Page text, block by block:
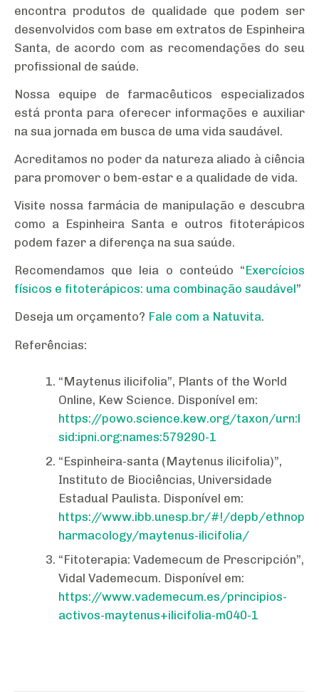
encontra produtos de qualidade que podem ser
desenvolvidos com base em extratos de Espinheira
Santa, de acordo com as recomendações do seu
profissional de saúde.
Nossa equipe de farmacêuticos especializados
está pronta para oferecer informações e auxiliar
na sua jornada em busca de uma vida saudável.
Acreditamos no poder da natureza aliado à ciência
para promover o bem-estar e a qualidade de vida.
Visite nossa farmácia de manipulação e descubra
como a Espinheira Santa e outros fitoterápicos
podem fazer a diferença na sua saúde.
Recomendamos que leia o conteúdo “Exercícios
físicos e fitoterápicos: uma combinação saudável”
Deseja um orçamento? Fale com a Natuvita.
Referências:
“Maytenus ilicifolia”, Plants of the World
Online, Kew Science. Disponível em:
https://powo.science.kew.org/taxon/urn:l
sid:ipni.org:names:579290-1
“Espinheira-santa (Maytenus ilicifolia)”,
Instituto de Biociências, Universidade
Estadual Paulista. Disponível em:
https://www.ibb.unesp.br/#!/depb/ethnop
harmacology/maytenus-ilicifolia/
“Fitoterapia: Vademecum de Prescripción”,
Vidal Vademecum. Disponível em:
https://www.vademecum.es/principios-
activos-maytenus+ilicifolia-m040-1